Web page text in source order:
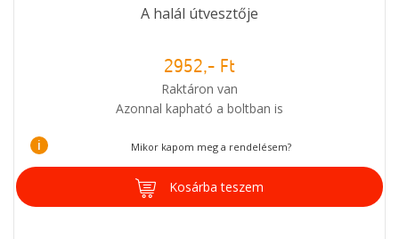
A halál útvesztője
2952,- Ft
Raktáron van
Azonnal kapható a boltban is
i Mikor kapom meg a rendelésem?
Kosárba teszem